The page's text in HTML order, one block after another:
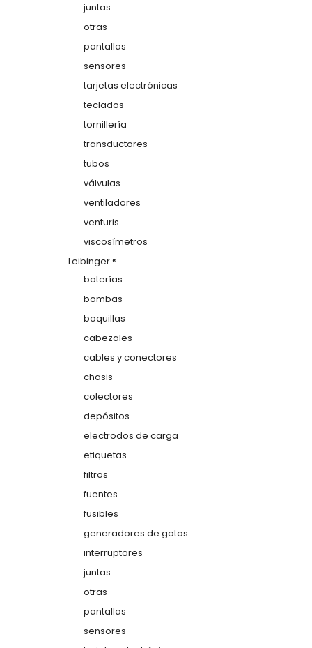
juntas
otras
pantallas
sensores
tarjetas electrónicas
teclados
tornillería
transductores
tubos
válvulas
ventiladores
venturis
viscosímetros
Leibinger ®
baterías
bombas
boquillas
cabezales
cables y conectores
chasis
colectores
depósitos
electrodos de carga
etiquetas
filtros
fuentes
fusibles
generadores de gotas
interruptores
juntas
otras
pantallas
sensores